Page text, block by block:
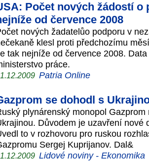
Počet nových žádostí
od července 2008
nových žadatelůo podporu v
klesl proti předchozímu
tak nejníže od července 2008.
práce.
Patria Online
se dohodl s
plynárenský monopol
Důvodem je uzavření nové
to v rozhovoru pro ruskou
Sergej Kuprijanov. Dal&
Lidové noviny - Ekonomika